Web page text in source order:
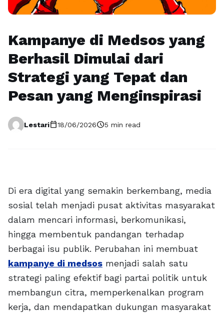
Kampanye di Medsos yang
Berhasil Dimulai dari
Strategi yang Tepat dan
Pesan yang Menginspirasi
Lestaricalendar_today18/06/2026schedule5 min read
Di era digital yang semakin berkembang, media
sosial telah menjadi pusat aktivitas masyarakat
dalam mencari informasi, berkomunikasi,
hingga membentuk pandangan terhadap
berbagai isu publik. Perubahan ini membuat
kampanye di medsos menjadi salah satu
strategi paling efektif bagi partai politik untuk
membangun citra, memperkenalkan program
kerja, dan mendapatkan dukungan masyarakat